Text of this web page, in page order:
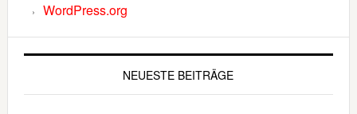
WordPress.org
NEUESTE BEITRÄGE